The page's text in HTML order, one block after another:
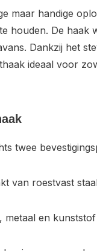
maar handige
houden. De haak
Dankzij het
ideaal voor
twee
van roestvast
metaal en